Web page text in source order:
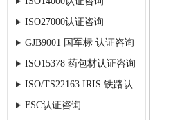
ISO27000认证咨询
GJB9001 国军标 认证咨询
ISO15378 药包材认证咨询
ISO/TS22163 IRIS 铁路认
证
FSC认证咨询